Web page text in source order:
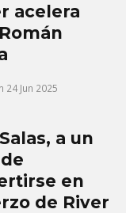
acelera
24 Jun 2025
a un
en
de River